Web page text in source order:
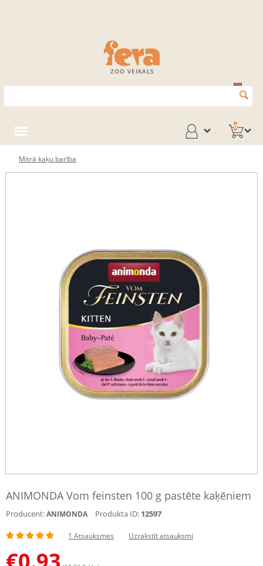
ZOO VEIKALS
0
Mitrā kaķu barība
ANIMONDA Vom feinsten 100 g pastēte kaķēniem
Producent:ANIMONDA Produkta ID: 12597
1 Atsauksmes Uzrakstīt atsauksmi